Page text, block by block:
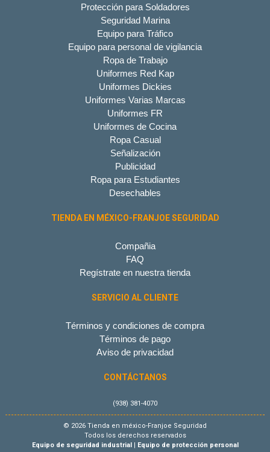
Protección para Soldadores
Seguridad Marina
Equipo para Tráfico
Equipo para personal de vigilancia
Ropa de Trabajo
Uniformes Red Kap
Uniformes Dickies
Uniformes Varias Marcas
Uniformes FR
Uniformes de Cocina
Ropa Casual
Señalización
Publicidad
Ropa para Estudiantes
Desechables
TIENDA EN MÉXICO-FRANJOE SEGURIDAD
Compañia
FAQ
Regístrate en nuestra tienda
SERVICIO AL CLIENTE
Términos y condiciones de compra
Términos de pago
Aviso de privacidad
CONTÁCTANOS
(938) 381-4070
© 2026 Tienda en méxico-Franjoe Seguridad
Todos los derechos reservados
Equipo de seguridad industrial
Equipo de protección personal